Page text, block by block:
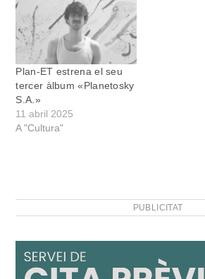
Plan-ET estrena el seu
tercer àlbum «Planetosky
S.A.»
11 abril 2025
A "Cultura"
PUBLICITAT